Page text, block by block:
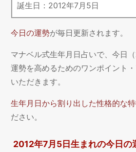
誕生日： 2012年7月 5日
今日の運勢が毎日更新されます。
マナベル式生年月日占いで、今日
運勢を高めるためのワンポイント
いただきます。
生年月日から割り出した性格的な
ださい。
2012年7月5日生まれの今日の